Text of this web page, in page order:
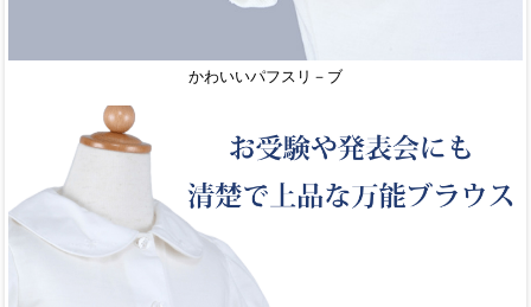
かわいいパフスリ－ブ